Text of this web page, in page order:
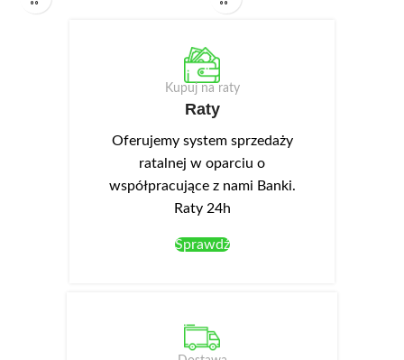
zabudowy kuchni. Najważniejsze
wysokość 82/87 cm. W danych
laminowana, front akrylowy.
stojąca D6 jest elementem
zabudowy kuchni. Najważniejsze
wysokość 82/87 cm. W danych
produktu wskazano: płyta
laminowana, front akrylowy.
Duża szafka stojąca D8 jest
elementem kolekcji Campari.
Kupuj na raty
Raty
Oferujemy system sprzedaży
ratalnej w oparciu o
współpracujące z nami Banki.
Raty 24h
Sprawdź